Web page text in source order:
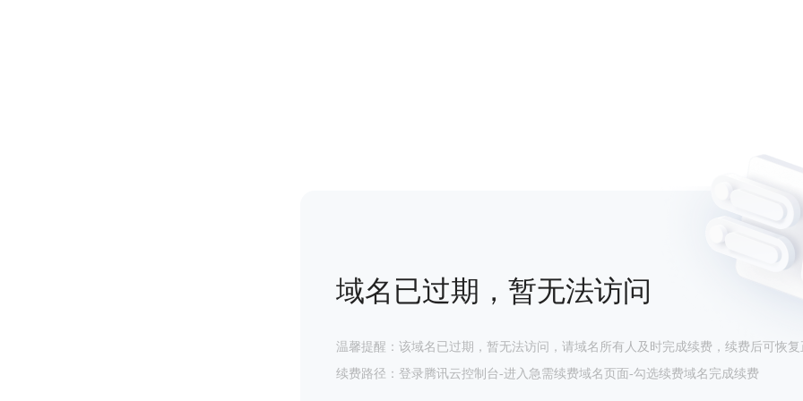
域名已过期，暂无法访问
温馨提醒：该域名已过期，暂无法访问，请域名所有人及时完成续费，续费后可恢复
续费路径：登录腾讯云控制台-进入急需续费域名页面-勾选续费域名完成续费